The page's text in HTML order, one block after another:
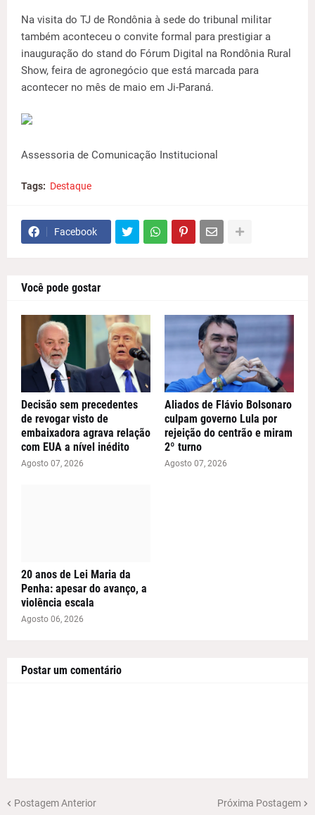
Na visita do TJ de Rondônia à sede do tribunal militar
também aconteceu o convite formal para prestigiar a
inauguração do stand do Fórum Digital na Rondônia Rural
Show, feira de agronegócio que está marcada para
acontecer no mês de maio em Ji-Paraná.
Assessoria de Comunicação Institucional
Tags: Destaque
Facebook
Você pode gostar
Decisão sem precedentes
de revogar visto de
embaixadora agrava relação
com EUA a nível inédito
Agosto 07, 2026
Aliados de Flávio Bolsonaro
culpam governo Lula por
rejeição do centrão e miram
2º turno
Agosto 07, 2026
20 anos de Lei Maria da
Penha: apesar do avanço, a
violência escala
Agosto 06, 2026
Postar um comentário
Postagem Anterior Próxima Postagem